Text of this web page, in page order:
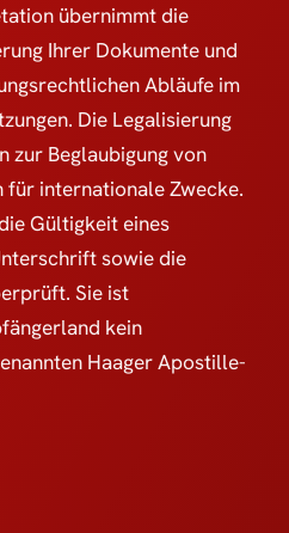
übernimmt die
Ihrer Dokumente und
Abläufe im
Die Legalisierung
zur Beglaubigung von
für internationale Zwecke.
Gültigkeit eines
sowie die
Sie ist
kein
Haager Apostille-